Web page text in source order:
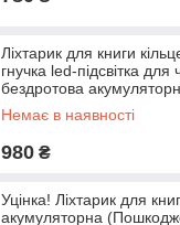
Ліхтарик для книги
гнучка led-підсвітка для
бездротова
Немає в наявності
980 ₴
Уцінка! Ліхтарик для
акумуляторна